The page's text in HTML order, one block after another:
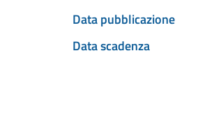
Data pubblicazione
Data scadenza